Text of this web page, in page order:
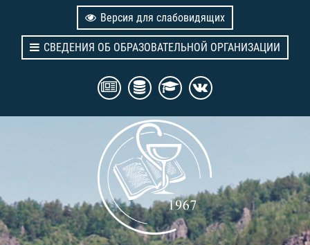
Версия для слабовидящих
СВЕДЕНИЯ ОБ ОБРАЗОВАТЕЛЬНОЙ ОРГАНИЗАЦИИ